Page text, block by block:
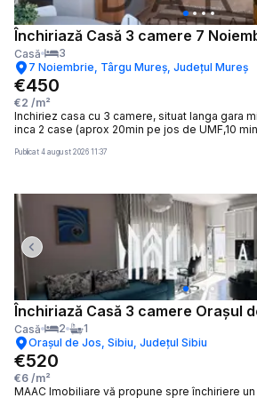
telefonic sau prin e-mail. Vă stăm la
percepe un comision de 50% din prețul chiriei!
Închiriază Casă 3 camere 7
Casă
3
7 Noiembrie, Târgu Mureș, Județul Mureș
€450
€2 /m²
Inchiriez casa cu 3 camere, situat langa gara
inca 2 case (aprox 20min pe jos de UMF,10
renovat, compus din 2 dormitoare, living cu
Publicat 4 august 2026 11:37
Previous slide
Închiriază Casă 3 camere Orașul
Casă 2
1
Orașul de Jos, Sibiu, Județul Sibiu
€520
€6 /m²
MAAC Imobiliare vă propune spre închiriere un apartament modern,